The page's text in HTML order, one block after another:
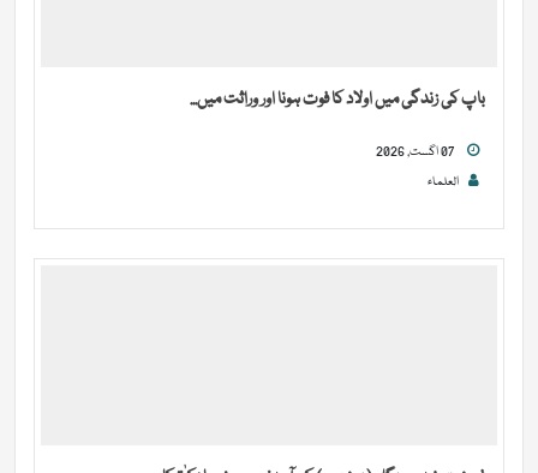
باپ کی زندگی میں اولاد کا فوت ہونا اور وراثت میں...
العلماء